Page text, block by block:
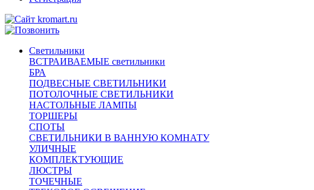
Светильники
ВСТРАИВАЕМЫЕ светильники
БРА
ПОДВЕСНЫЕ СВЕТИЛЬНИКИ
ПОТОЛОЧНЫЕ СВЕТИЛЬНИКИ
НАСТОЛЬНЫЕ ЛАМПЫ
ТОРШЕРЫ
СПОТЫ
СВЕТИЛЬНИКИ В ВАННУЮ КОМНАТУ
УЛИЧНЫЕ
КОМПЛЕКТУЮЩИЕ
ЛЮСТРЫ
ТОЧЕЧНЫЕ